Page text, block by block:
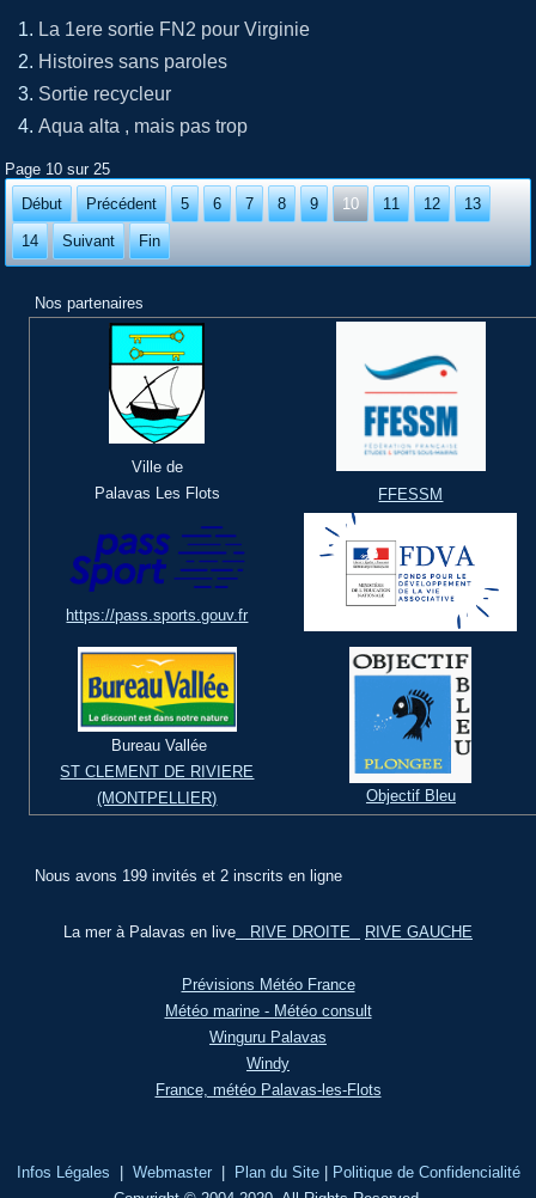
La 1ere sortie FN2 pour Virginie
Histoires sans paroles
Sortie recycleur
Aqua alta , mais pas trop
Page 10 sur 25
Début
Précédent 5 6 7 8 9 10 11 12 13
14 Suivant Fin
Nos partenaires
Ville de
Palavas Les Flots
FFESSM
https://pass.sports.gouv.fr
Bureau Vallée
ST CLEMENT DE RIVIERE
(MONTPELLIER)
Objectif Bleu
Nous avons 199 invités et 2 inscrits en ligne
La mer à Palavas en live RIVE DROITE RIVE GAUCHE
Prévisions Météo France
Météo marine - Météo consult
Winguru Palavas
Windy
France, météo Palavas-les-Flots
Infos Légales | Webmaster| Plan du Site| Politique de Confidencialité